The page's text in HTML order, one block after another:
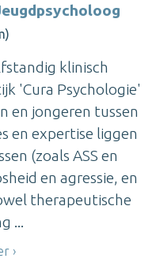
klinisch
'Cura Psychologie'
en jongeren tussen
en expertise liggen
(zoals ASS en
en agressie, en
therapeutische
...